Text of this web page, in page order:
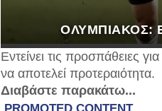
ΟΛΥΜΠΙΑΚΌΣ:
Εντείνει τις προσπάθειες
να αποτελεί προτεραιότητα.
Διαβάστε παρακάτω...